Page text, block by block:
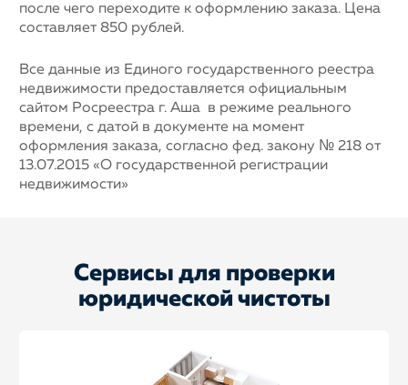
после чего переходите к оформлению заказа. Цена
составляет 850 рублей.
Все данные из Единого государственного реестра
недвижимости предоставляется официальным
сайтом Росреестра г. Аша в режиме реального
времени, с датой в документе на момент
оформления заказа, согласно фед. закону № 218 от
13.07.2015 «О государственной регистрации
недвижимости»
Сервисы для проверки
юридической чистоты